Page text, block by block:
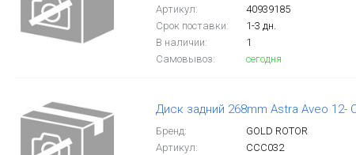
Артикул:
40939185
Срок поставки:
1-3 дн.
В наличии:
1
Самовывоз:
сегодня
Диск задний 268mm Astra Aveo 12-
Бренд:
GOLD ROTOR
Артикул:
CCC032